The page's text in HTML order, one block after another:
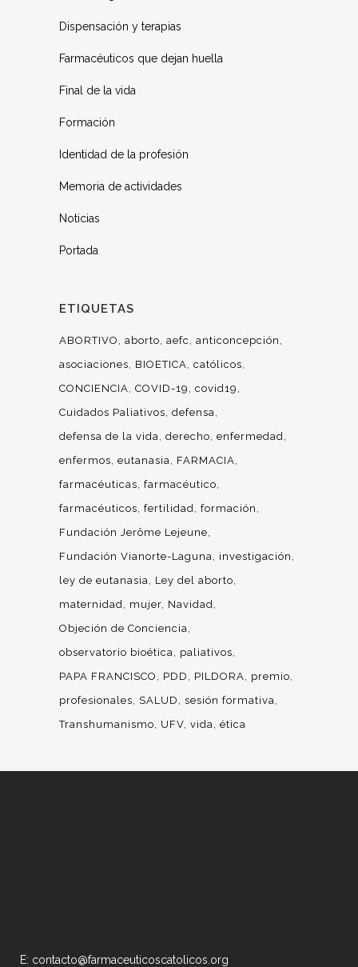
Dispensación y terapias
Farmacéuticos que dejan huella
Final de la vida
Formación
Identidad de la profesión
Memoria de actividades
Noticias
Portada
ETIQUETAS
ABORTIVO aborto aefc
anticoncepción
asociaciones
BIOETICA católicos
CONCIENCIA COVID-19
covid19
Cuidados Paliativos defensa
defensa de la vida derecho enfermedad
enfermos eutanasia
FARMACIA
farmacéuticas farmacéutico
farmacéuticos fertilidad formación
Fundación Jerôme Lejeune
Fundación Vianorte-Laguna
investigación
ley de eutanasia
Ley del aborto
maternidad
mujer Navidad
Objeción de Conciencia
observatorio bioética
paliativos
PAPA FRANCISCO
PDD PILDORA
premio
profesionales
SALUD
sesión formativa
Transhumanismo
UFV vida ética
E: contacto@farmaceuticoscatolicos.org